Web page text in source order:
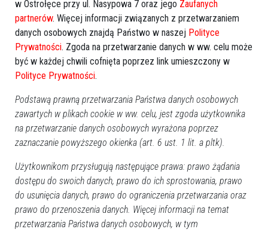
Zobacz również
w Ostrołęce przy ul. Nasypowa 7 oraz jego Zaufanych
partnerów. Więcej informacji związanych z przetwarzaniem
danych osobowych znajdą Państwo w naszej Polityce
Prywatności. Zgoda na przetwarzanie danych w ww. celu może
być w każdej chwili cofnięta poprzez link umieszczony w
Polityce Prywatności.
Podstawą prawną przetwarzania Państwa danych osobowych
zawartych w plikach cookie w ww. celu, jest zgoda użytkownika
na przetwarzanie danych osobowych wyrażona poprzez
zaznaczanie powyższego okienka (art. 6 ust. 1 lit. a pltk).
Użytkownikom przysługują następujące prawa: prawo żądania
dostępu do swoich danych, prawo do ich sprostowania, prawo
do usunięcia danych, prawo do ograniczenia przetwarzania oraz
prawo do przenoszenia danych. Więcej informacji na temat
przetwarzania Państwa danych osobowych, w tym